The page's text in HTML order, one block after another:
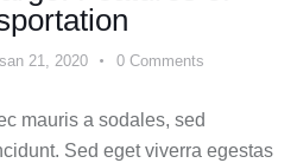
21, 2020 0 Comments
mauris a sodales, sed
Sed eget viverra egestas